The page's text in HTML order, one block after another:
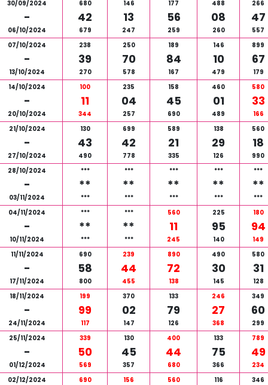
30/09/2024
-
06/10/2024
680
42
679
146
13
247
177
56
259
488
08
260
266
47
557
07/10/2024
-
13/10/2024
238
39
270
250
70
578
189
84
167
146
10
479
899
67
179
14/10/2024
-
20/10/2024
100
11
344
235
04
257
158
45
690
460
01
489
580
33
166
21/10/2024
-
27/10/2024
130
43
490
699
42
778
589
21
335
138
29
126
560
18
990
28/10/2024
-
03/11/2024
***
**
***
***
**
***
***
**
***
***
**
***
***
**
***
04/11/2024
-
10/11/2024
***
**
***
***
**
***
560
11
245
225
95
140
180
94
149
11/11/2024
-
17/11/2024
690
58
800
239
44
455
890
72
138
490
30
145
580
31
128
18/11/2024
-
24/11/2024
199
99
117
370
02
147
133
79
126
246
27
368
349
60
299
25/11/2024
-
01/12/2024
339
50
569
130
45
357
400
44
680
133
75
366
789
49
234
02/12/2024
690 156 560 116 346